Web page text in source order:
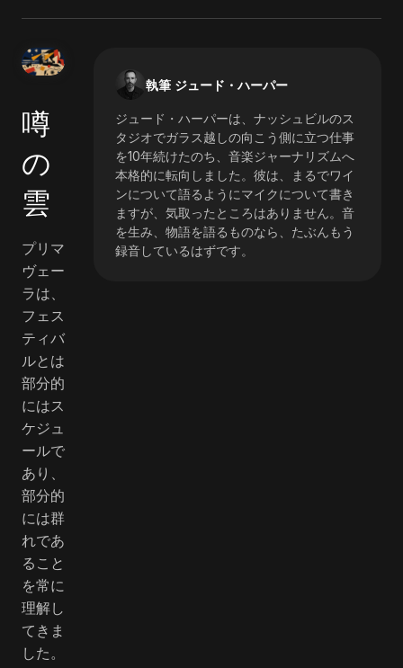
執筆 ジュード・ハーパー
ジュード・ハーパーは、ナッシュビルのス
タジオでガラス越しの向こう側に立つ仕事
を10年続けたのち、音楽ジャーナリズムへ
本格的に転向しました。彼は、まるでワイ
ンについて語るようにマイクについて書き
ますが、気取ったところはありません。音
を生み、物語を語るものなら、たぶんもう
録音しているはずです。
噂
の
雲
プリマ
ヴェー
ラは、
フェス
ティバ
ルとは
部分的
にはス
ケジュ
ールで
あり、
部分的
には群
れであ
ること
を常に
理解し
てきま
した。